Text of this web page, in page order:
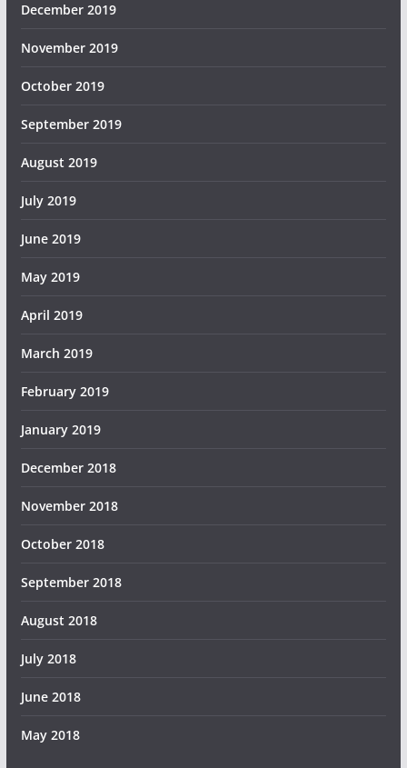
December 2019
November 2019
October 2019
September 2019
August 2019
July 2019
June 2019
May 2019
April 2019
March 2019
February 2019
January 2019
December 2018
November 2018
October 2018
September 2018
August 2018
July 2018
June 2018
May 2018